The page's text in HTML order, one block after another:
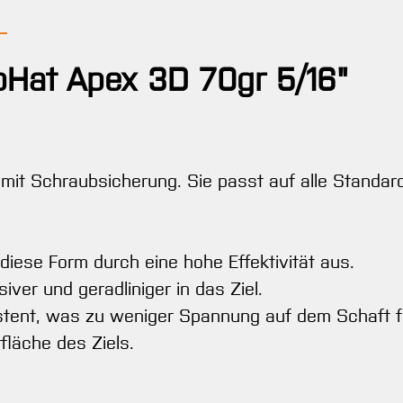
Apex 3D 70gr 5/16"
Schraubsicherung. Sie passt auf alle
Form durch eine hohe Effektivität aus.
und geradliniger in das Ziel.
was zu weniger Spannung auf dem Schaft
des Ziels.